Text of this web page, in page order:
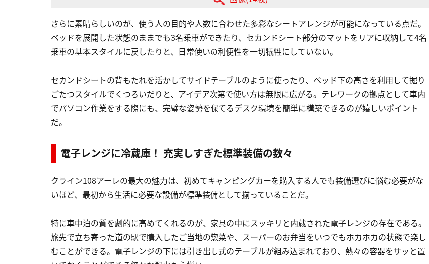
さらに素晴らしいのが、使う人の目的や人数に合わせた多彩なシートアレンジが可能になっている点だ。
ベッドを展開した状態のままでも3名乗車ができたり、セカンドシート部分のマットをリアに収納して4名
乗車の基本スタイルに戻したりと、日常使いの利便性を一切犠牲にしていない。
セカンドシートの背もたれを活かしてサイドテーブルのように使ったり、ベッド下の高さを利用して掘り
ごたつスタイルでくつろいだりと、アイデア次第で使い方は無限に広がる。テレワークの拠点として車内
でパソコン作業をする際にも、完璧な姿勢を保てるデスク環境を簡単に構築できるのが嬉しいポイント
だ。
電子レンジに冷蔵庫！ 充実しすぎた標準装備の数々
クライン108アーレの最大の魅力は、初めてキャンピングカーを購入する人でも装備選びに悩む必要がな
いほど、最初から生活に必要な設備が標準装備として揃っていることだ。
特に車中泊の質を劇的に高めてくれるのが、家具の中にスッキリと内蔵された電子レンジの存在である。
旅先で立ち寄った道の駅で購入したご当地の惣菜や、スーパーのお弁当をいつでもホカホカの状態で楽し
むことができる。電子レンジの下には引き出し式のテーブルが組み込まれており、熱々の容器をサッと置